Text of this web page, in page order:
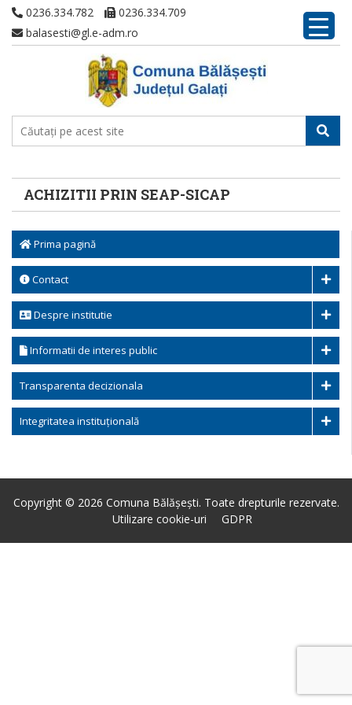
0236.334.782
0236.334.709
balasesti@gl.e-adm.ro
ACHIZITII PRIN SEAP-SICAP
Prima pagină
Contact
Despre institutie
Informatii de interes public
Transparenta decizionala
Integritatea instituțională
Copyright © 2026 Comuna Bălășești. Toate drepturile rezervate.
Utilizare cookie-uri
GDPR